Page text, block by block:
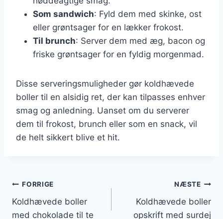
Som sandwich: Fyld dem med skinke, ost
eller grøntsager for en lækker frokost.
Til brunch: Server dem med æg, bacon og
friske grøntsager for en fyldig morgenmad.
Disse serveringsmuligheder gør koldhævede
boller til en alsidig ret, der kan tilpasses enhver
smag og anledning. Uanset om du serverer
dem til frokost, brunch eller som en snack, vil
de helt sikkert blive et hit.
Indlægsnavigation
FORRIGE
Koldhævede boller
med chokolade til te
NÆSTE
Koldhævede boller
opskrift med surdej